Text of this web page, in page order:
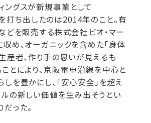
ングスが新規事業として
打ち出したのは2014年のこと。有
どを販売する株式会社ビオ・マー
め、オーガニックを含めた「身体
産者、作り手の思いが見えるも
ことにより、京阪電車沿線を中心と
を豊かにし、「安心安全」を超え
ルの新しい価値を生み出そうとい
った。